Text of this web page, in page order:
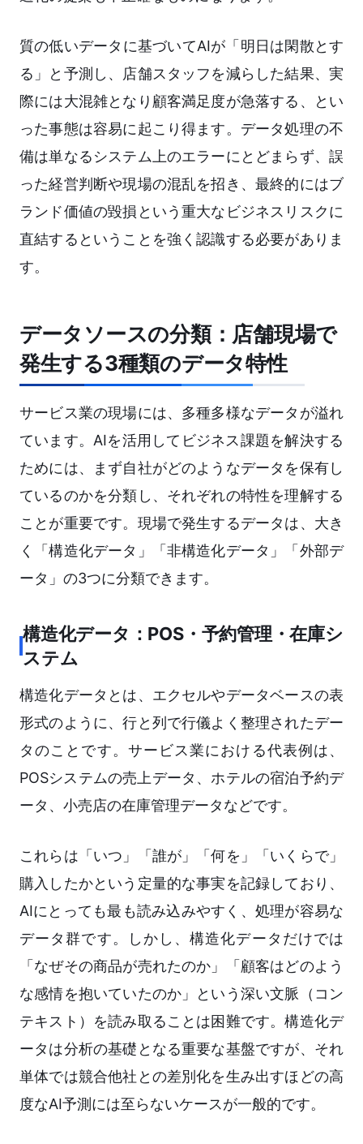
質の低いデータに基づいてAIが「明日は閑散とす
る」と予測し、店舗スタッフを減らした結果、実
際には大混雑となり顧客満足度が急落する、とい
った事態は容易に起こり得ます。データ処理の不
備は単なるシステム上のエラーにとどまらず、誤
った経営判断や現場の混乱を招き、最終的にはブ
ランド価値の毀損という重大なビジネスリスクに
直結するということを強く認識する必要がありま
す。
データソースの分類：店舗現場で
発生する3種類のデータ特性
サービス業の現場には、多種多様なデータが溢れ
ています。AIを活用してビジネス課題を解決する
ためには、まず自社がどのようなデータを保有し
ているのかを分類し、それぞれの特性を理解する
ことが重要です。現場で発生するデータは、大き
く「構造化データ」「非構造化データ」「外部デ
ータ」の3つに分類できます。
構造化データ：POS・予約管理・在庫シ
ステム
構造化データとは、エクセルやデータベースの表
形式のように、行と列で行儀よく整理されたデー
タのことです。サービス業における代表例は、
POSシステムの売上データ、ホテルの宿泊予約デ
ータ、小売店の在庫管理データなどです。
これらは「いつ」「誰が」「何を」「いくらで」
購入したかという定量的な事実を記録しており、
AIにとっても最も読み込みやすく、処理が容易な
データ群です。しかし、構造化データだけでは
「なぜその商品が売れたのか」「顧客はどのよう
な感情を抱いていたのか」という深い文脈（コン
テキスト）を読み取ることは困難です。構造化デ
ータは分析の基礎となる重要な基盤ですが、それ
単体では競合他社との差別化を生み出すほどの高
度なAI予測には至らないケースが一般的です。